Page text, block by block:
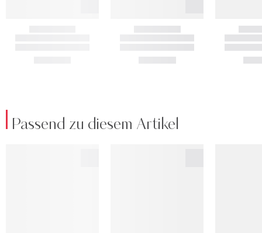
Passend zu diesem Artikel